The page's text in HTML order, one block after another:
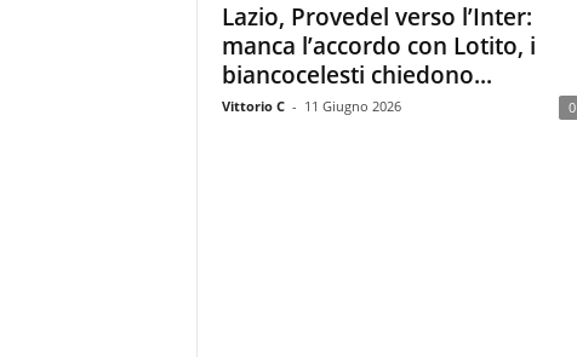
Lazio, Provedel verso l’Inter:
manca l’accordo con Lotito, i
biancocelesti chiedono...
Vittorio C - 11 Giugno 2026 0